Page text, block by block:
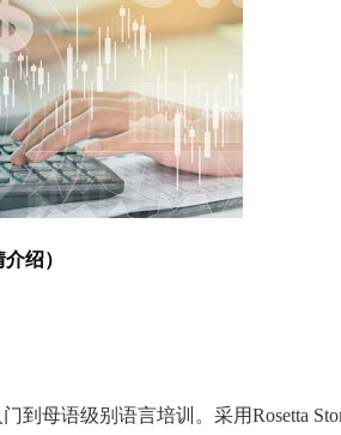
绍）
母语级别语言培训。采用Rosetta